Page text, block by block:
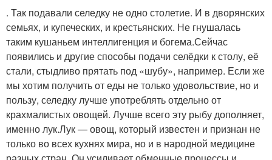
. Так подавали селедку не одно столетие. И в дворянских
семьях, и купеческих, и крестьянских. Не гнушалась
таким кушаньем интеллигенция и богема.Сейчас
появились и другие способы подачи селёдки к столу, её
стали, стыдливо прятать под «шубу», например. Если же
мы хотим получить от еды не только удовольствие, но и
пользу, селедку лучше употреблять отдельно от
крахмалистых овощей. Лучше всего эту рыбу дополняет,
именно лук.Лук — овощ, который известен и признан не
только во всех кухнях мира, но и в народной медицине